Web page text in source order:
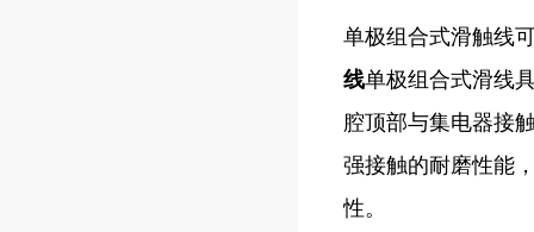
单极组合式滑触线
线单极组合式滑线
腔顶部与集电器接
强接触的耐磨性能
性。